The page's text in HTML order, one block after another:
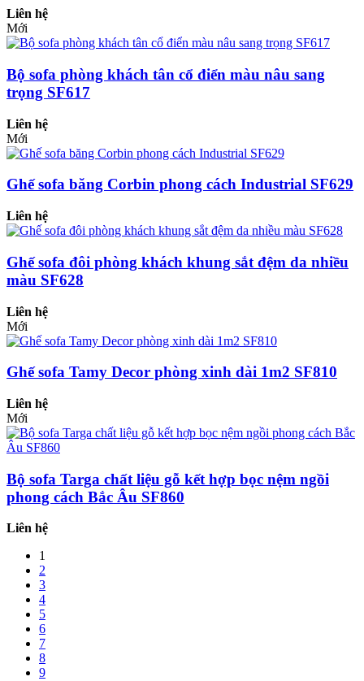
Liên hệ
Mới
Bộ sofa phòng khách tân cổ điển màu nâu sang
trọng SF617
Liên hệ
Mới
Ghế sofa băng Corbin phong cách Industrial SF629
Liên hệ
Ghế sofa đôi phòng khách khung sắt đệm da nhiều
màu SF628
Liên hệ
Mới
Ghế sofa Tamy Decor phòng xinh dài 1m2 SF810
Liên hệ
Mới
Bộ sofa Targa chất liệu gỗ kết hợp bọc nệm ngồi
phong cách Bắc Âu SF860
Liên hệ
1
2
3
4
5
6
7
8
9